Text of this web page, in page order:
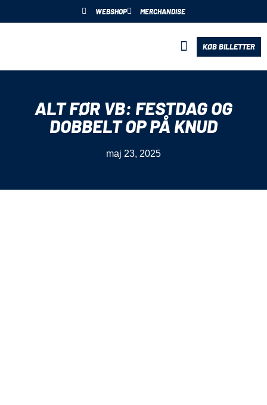
WEBSHOP MERCHANDISE
KØB BILLETTER
ALT FØR VB: FESTDAG OG
DOBBELT OP PÅ KNUD
maj 23, 2025